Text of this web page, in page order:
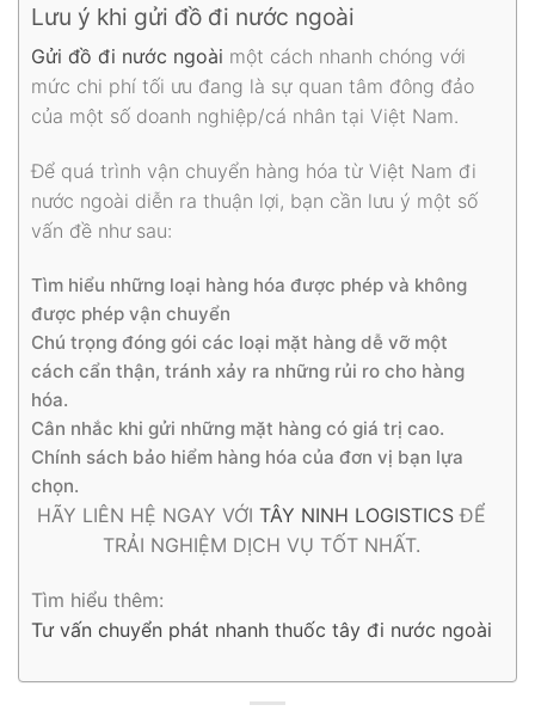
Lưu ý khi gửi đồ đi nước ngoài
Gửi đồ đi nước ngoài một cách nhanh chóng với
mức chi phí tối ưu đang là sự quan tâm đông đảo
của một số doanh nghiệp/cá nhân tại Việt Nam.
Để quá trình vận chuyển hàng hóa từ Việt Nam đi
nước ngoài diễn ra thuận lợi, bạn cần lưu ý một số
vấn đề như sau:
Tìm hiểu những loại hàng hóa được phép và không
được phép vận chuyển
Chú trọng đóng gói các loại mặt hàng dễ vỡ một
cách cẩn thận, tránh xảy ra những rủi ro cho hàng
hóa.
Cân nhắc khi gửi những mặt hàng có giá trị cao.
Chính sách bảo hiểm hàng hóa của đơn vị bạn lựa
chọn.
HÃY LIÊN HỆ NGAY VỚI TÂY NINH LOGISTICS ĐỂ
TRẢI NGHIỆM DỊCH VỤ TỐT NHẤT.
Tìm hiểu thêm:
Tư vấn chuyển phát nhanh thuốc tây đi nước ngoài